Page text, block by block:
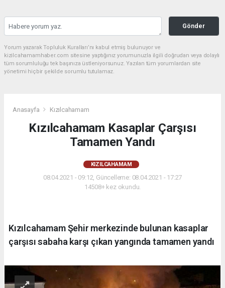
Gönder
Yorum yazarak Topluluk Kuralları’nı kabul etmiş bulunuyor ve
kizilcahamamhaber.com sitesine yaptığınız yorumunuzla ilgili doğrudan veya dolaylı
tüm sorumluluğu tek başınıza üstleniyorsunuz. Yazılan tüm yorumlardan site
yönetimi hiçbir şekilde sorumlu tutulamaz.
Anasayfa Kızılcahamam
Kızılcahamam Kasaplar Çarşısı
Tamamen Yandı
KIZILCAHAMAM
08.04.2021 - 09:12, Güncelleme: 08.04.2021 - 17:27
14508+ kez okundu.
Kızılcahamam Şehir merkezinde bulunan kasaplar
çarşısı sabaha karşı çıkan yangında tamamen yandı